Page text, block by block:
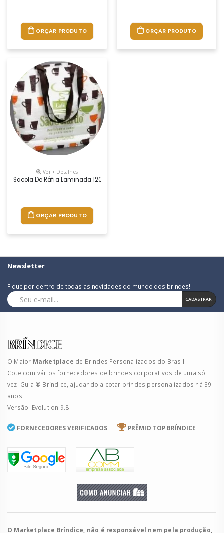
ORÇAR PRODUTO ORÇAR PRODUTO
Ver + Detalhes
Sacola De Ráfia Laminada 120 Grs - Impressão Digital Uv - Qualidade
ORÇAR PRODUTO
Newsletter
Fique por dentro de todas as novidades do mundo dos brindes!
CADASTRAR
O Maior Marketplace de Brindes Personalizados do Brasil.
Cote com vários fornecedores de brindes corporativos de uma só
vez. Guia ® Bríndice, ajudando a cotar brindes personalizados há 39
anos.
Versão: Evolution 9.8
FORNECEDORES VERIFICADOS PRÊMIO TOP BRÍNDICE
O Marketplace Bríndice, não é responsável nem pela produção,